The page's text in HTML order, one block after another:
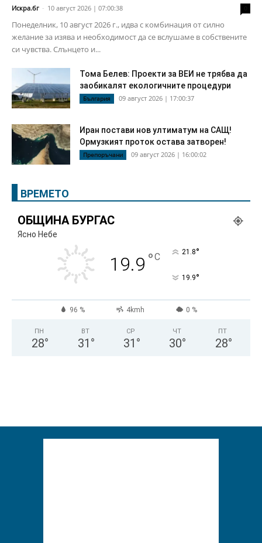
Искра.бг - 10 август 2026 | 07:00:38
Понеделник, 10 август 2026 г., идва с комбинация от силно
желание за изява и необходимост да се вслушаме в собствените
си чувства. Слънцето и...
Тома Белев: Проекти за ВЕИ не трябва да
заобикалят екологичните процедури
България 09 август 2026 | 17:00:37
Иран постави нов ултиматум на САЩ!
Ормузкият проток остава затворен!
Препоръчани 09 август 2026 | 16:00:02
ВРЕМЕТО
ОБЩИНА БУРГАС
Ясно Небе
19.9 °C 21.8°
19.9°
96 % 4kmh 0 %
ПН
28°
ВТ
31 °
СР
31 °
ЧТ
30°
ПТ
28°